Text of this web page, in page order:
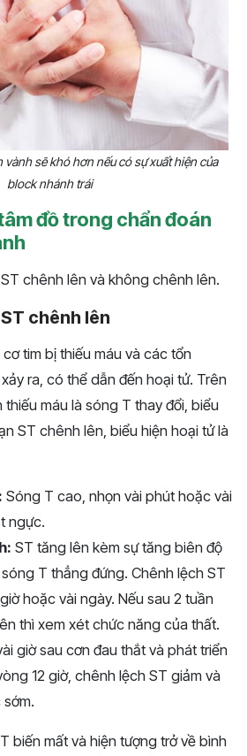
sẽ khó hơn nếu có sự xuất hiện của
block nhánh trái
đồ trong chẩn đoán
chênh lên và không chênh lên.
chênh lên
tim bị thiếu máu và các tổn
ra, có thể dẫn đến hoại tử. Trên
thiếu máu là sóng T thay đổi, biểu
ST chênh lên, biểu hiện hoại tử là
Sóng T cao, nhọn vài phút hoặc vài
ngực.
ST tăng lên kèm sự tăng biên độ
T thẳng đứng. Chênh lệch ST
hoặc vài ngày. Nếu sau 2 tuần
thì xem xét chức năng của thất.
giờ sau cơn đau thắt và phát triển
12 giờ, chênh lệch ST giảm và
biến mất và hiện tượng trở về bình